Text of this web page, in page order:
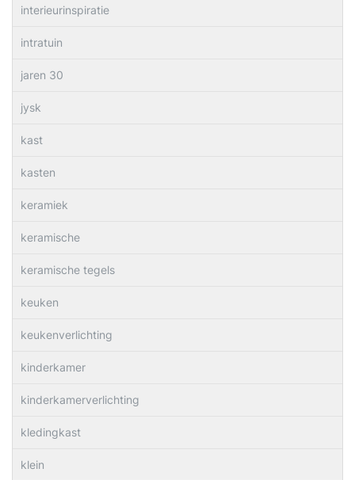
interieurinspiratie
intratuin
jaren 30
jysk
kast
kasten
keramiek
keramische
keramische tegels
keuken
keukenverlichting
kinderkamer
kinderkamerverlichting
kledingkast
klein